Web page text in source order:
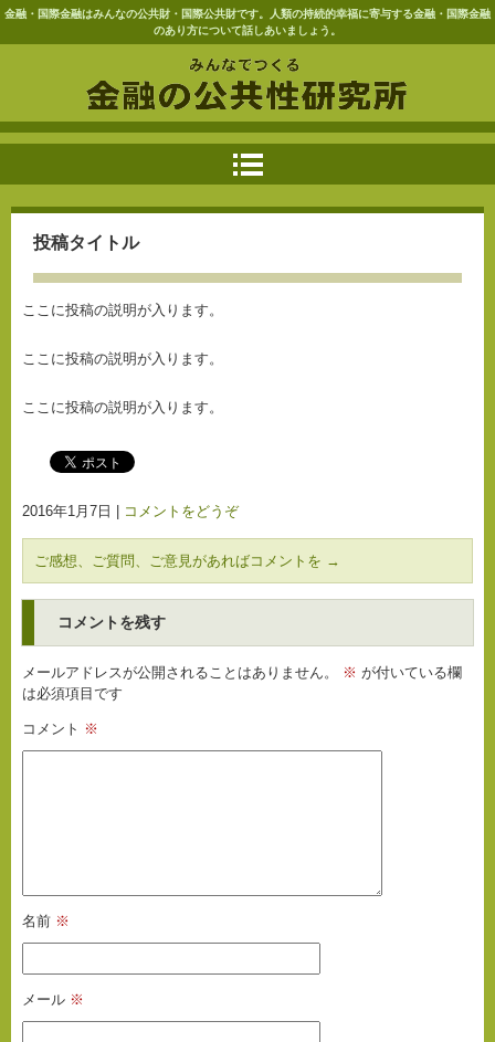
金融・国際金融はみんなの公共財・国際公共財です。人類の持続的幸福に寄与する金融・国際金融
のあり方について話しあいましょう。
投稿タイトル
ここに投稿の説明が入ります。
ここに投稿の説明が入ります。
ここに投稿の説明が入ります。
2016年1月7日 コメントをどうぞ
ご感想、ご質問、ご意見があればコメントを →
コメントを残す
メールアドレスが公開されることはありません。 ※ が付いている欄
は必須項目です
コメント ※
名前 ※
メール ※